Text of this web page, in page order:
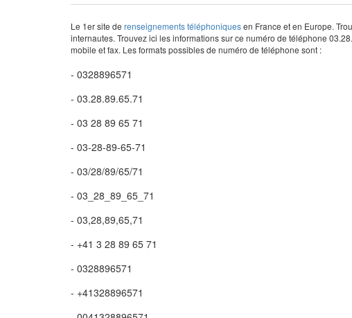
Le 1er site de renseignements téléphoniquesen France et en Europe.
internautes. Trouvez ici les informations sur ce numéro de téléphone
mobile et fax. Les formats possibles de numéro de téléphone sont :
- 0328896571
- 03.28.89.65.71
- 03 28 89 65 71
- 03-28-89-65-71
- 03/28/89/65/71
- 03_28_89_65_71
- 03,28,89,65,71
- +41 3 28 89 65 71
- 0328896571
- +41328896571